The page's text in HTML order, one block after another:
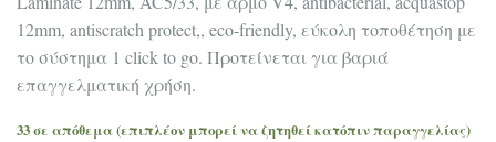
12mm, antiscratch protect,, eco-friendly, εύκολη τοποθέτηση με
το σύστημα 1 click to go. Προτείνεται για βαριά
επαγγελματική χρήση.
33 σε απόθεμα (επιπλέον μπορεί να ζητηθεί κατόπιν παραγγελίας)